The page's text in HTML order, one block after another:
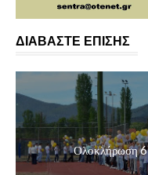
ΔΙΑΒΑΣΤΕ ΕΠΙΣΗΣ
Ολοκλήρωση